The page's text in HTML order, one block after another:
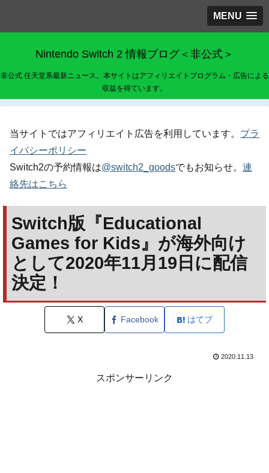
MENU
Nintendo Switch 2 情報ブログ＜非公式＞
非公式 任天堂系最新ニュース。本サイトはアフィリエイトプログラム・広告による
収益を得ています。
当サイトではアフィリエイト広告を利用しています。 プラ
イバシーポリシー
Switch2の予約情報は@switch2_goodsでもお知らせ。 連
絡先はこちら
Switch版『Educational
Games for Kids』が海外向け
として2020年11月19日に配信
決定！
X Facebook はてブ
2020.11.13
スポンサーリンク